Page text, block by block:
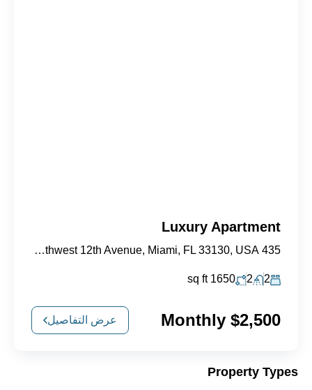
Luxury Apartment
435 Southwest 12th Avenue, Miami, FL 33130, USA
2
2
1650
sq ft
$2,500 Monthly عرض التفاصيل
Property Types